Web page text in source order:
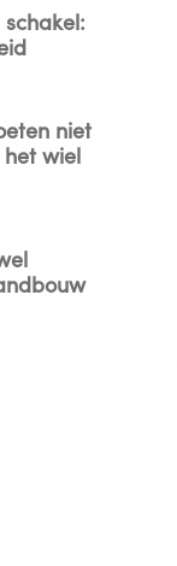
niet
wiel